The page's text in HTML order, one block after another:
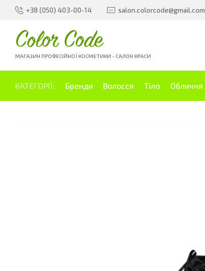
+38 (050) 403-00-14 salon.colorcode@gmail.com
Color Code
МАГАЗИН ПРОФЕСІЙНОЇ КОСМЕТИКИ - САЛОН КРАСИ
КАТЕГОРІЇ: Бренди Волосся Тіло Обличчя